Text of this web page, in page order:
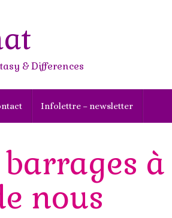
& Differences
Infolettre – newsletter
à
nous